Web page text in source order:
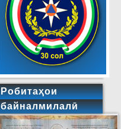
Робитаҳои
байналмилалӣ